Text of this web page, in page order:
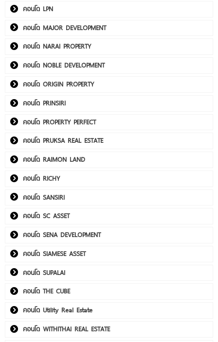
คอนโด LPN
คอนโด MAJOR DEVELOPMENT
คอนโด NARAI PROPERTY
คอนโด NOBLE DEVELOPMENT
คอนโด ORIGIN PROPERTY
คอนโด PRINSIRI
คอนโด PROPERTY PERFECT
คอนโด PRUKSA REAL ESTATE
คอนโด RAIMON LAND
คอนโด RICHY
คอนโด SANSIRI
คอนโด SC ASSET
คอนโด SENA DEVELOPMENT
คอนโด SIAMESE ASSET
คอนโด SUPALAI
คอนโด THE CUBE
คอนโด Utility Real Estate
คอนโด WITHITHAI REAL ESTATE